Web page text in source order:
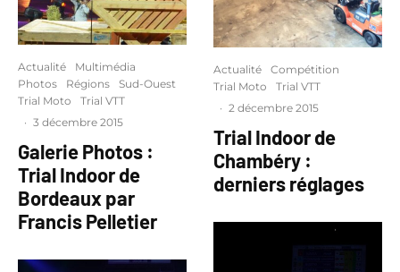
Actualité
Multimédia
Photos
Régions
Sud-Ouest
Trial Moto
Trial VTT
· 3 décembre 2015
Galerie Photos :
Trial Indoor de
Bordeaux par
Francis Pelletier
Actualité
Compétition
Trial Moto
Trial VTT
· 2 décembre 2015
Trial Indoor de
Chambéry :
derniers réglages